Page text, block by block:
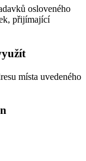
osloveného
přijímající
místa uvedeného